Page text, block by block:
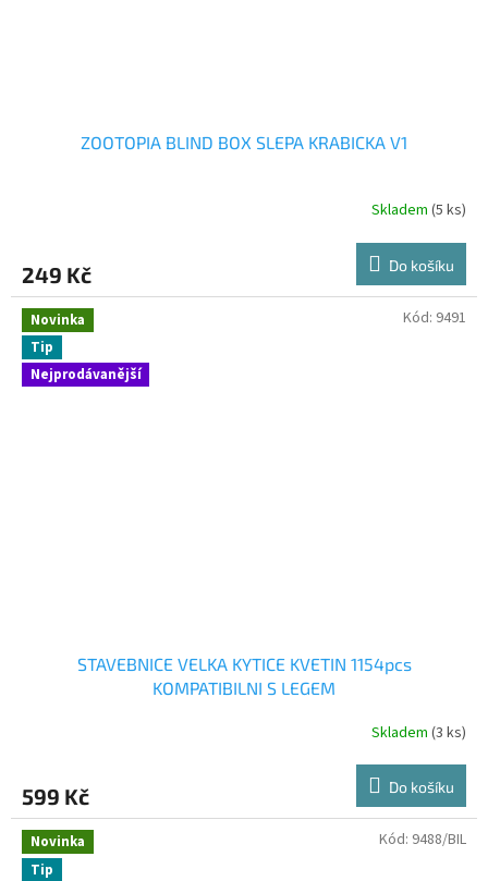
ZOOTOPIA BLIND BOX SLEPA KRABICKA V1
Skladem (5 ks)
249 Kč Do košíku
Novinka
Tip
Nejprodávanější
STAVEBNICE VELKA KYTICE KVETIN 1154pcs
KOMPATIBILNI S LEGEM
Skladem (3 ks)
599 Kč Do košíku
Kód: 9491
Novinka
Tip
Kód: 9488/BIL